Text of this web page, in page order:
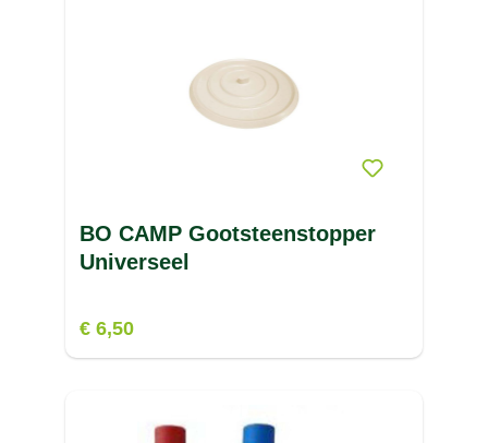
BO CAMP Gootsteenstopper
Universeel
€ 6,50